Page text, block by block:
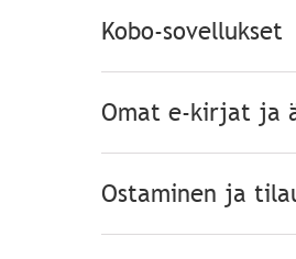
Kobo-sovellukset
Omat e-kirjat ja
Ostaminen ja